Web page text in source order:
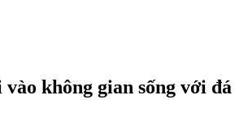
không gian sống với đá